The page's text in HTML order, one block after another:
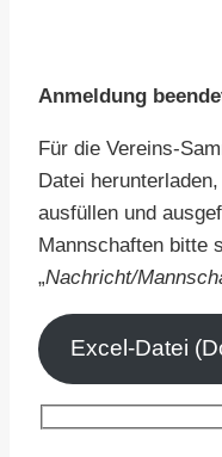
Anmeldung
Für die Vereins-
Datei
ausfüllen und
Mannschaften bitte
„Nachricht/
Excel-Datei